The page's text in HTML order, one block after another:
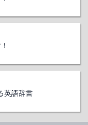
英語辞書